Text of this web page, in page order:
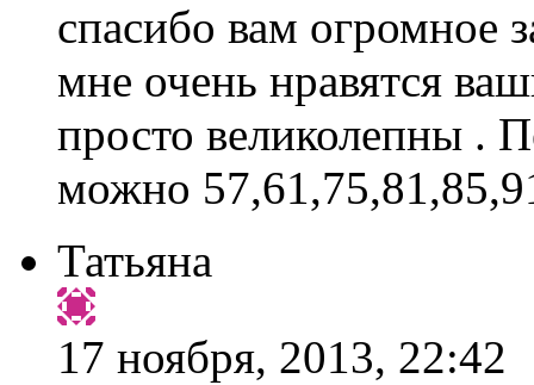
спасибо вам огромное
мне очень нравятся
просто великолепны .
можно
Татьяна
17 ноября, 2013, 22:42